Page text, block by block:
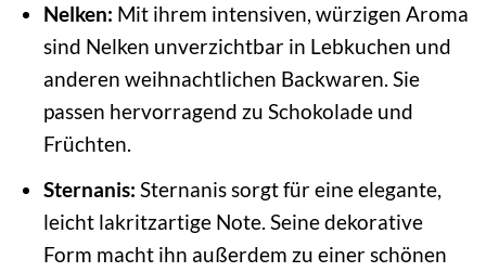
Nelken: Mit ihrem intensiven, würzigen Aroma
sind Nelken unverzichtbar in Lebkuchen und
anderen weihnachtlichen Backwaren. Sie
passen hervorragend zu Schokolade und
Früchten.
Sternanis: Sternanis sorgt für eine elegante,
leicht lakritzartige Note. Seine dekorative
Form macht ihn außerdem zu einer schönen